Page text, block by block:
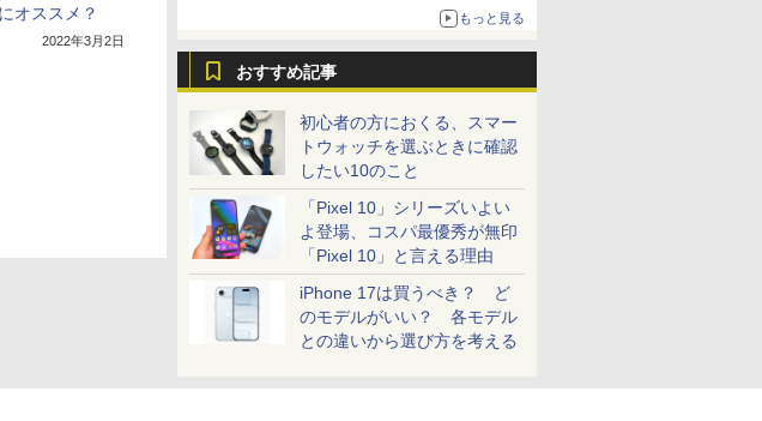
もっと見る
おすすめ記事
初心者の方におくる、スマー
トウォッチを選ぶときに確認
したい10のこと
「Pixel 10」シリーズいよい
よ登場、コスパ最優秀が無印
「Pixel 10」と言える理由
iPhone 17は買うべき？ ど
のモデルがいい？ 各モデル
との違いから選び方を考える
オススメ？
2022年3月2日